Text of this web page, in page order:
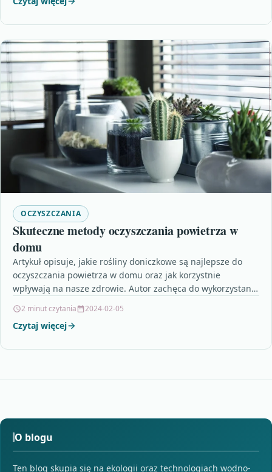
OCZYSZCZANIA
Skuteczne metody oczyszczania powietrza w
domu
Artykuł opisuje, jakie rośliny doniczkowe są najlepsze do
oczyszczania powietrza w domu oraz jak korzystnie
wpływają na nasze zdrowie. Autor zachęca do wykorzystania
2 minut czytania 2024-02-05
Czytaj więcej
O blogu
Ten blog skupia się na ekologii oraz technologiach wodno-